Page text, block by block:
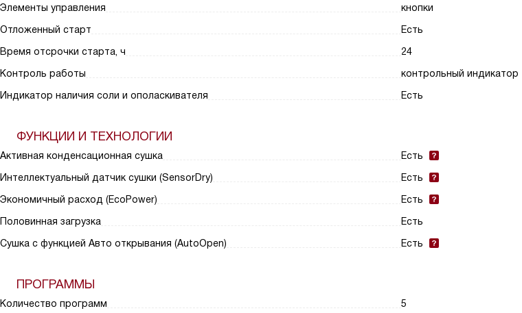
Элементы управления
кнопки
Отложенный старт
Есть
Время отсрочки старта, ч
24
Контроль работы
контрольный индикатор
Индикатор наличия соли и ополаскивателя
Есть
ФУНКЦИИ И ТЕХНОЛОГИИ
Активная конденсационная сушка
Есть
Интеллектуальный датчик сушки (SensorDry)
Есть
Экономичный расход (EcoPower)
Есть
Половинная загрузка
Есть
Сушка с функцией Авто открывания (AutoOpen)
Есть
ПРОГРАММЫ
Количество программ
5